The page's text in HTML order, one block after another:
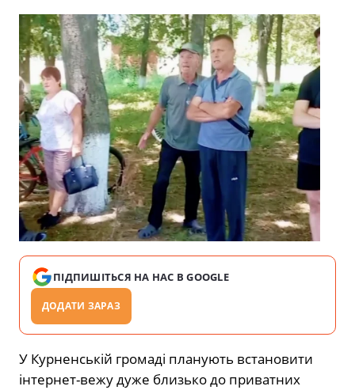
ПІДПИШІТЬСЯ НА НАС В GOOGLE
ДОДАТИ ЗАРАЗ
У Курненській громаді планують встановити
інтернет-вежу дуже близько до приватних